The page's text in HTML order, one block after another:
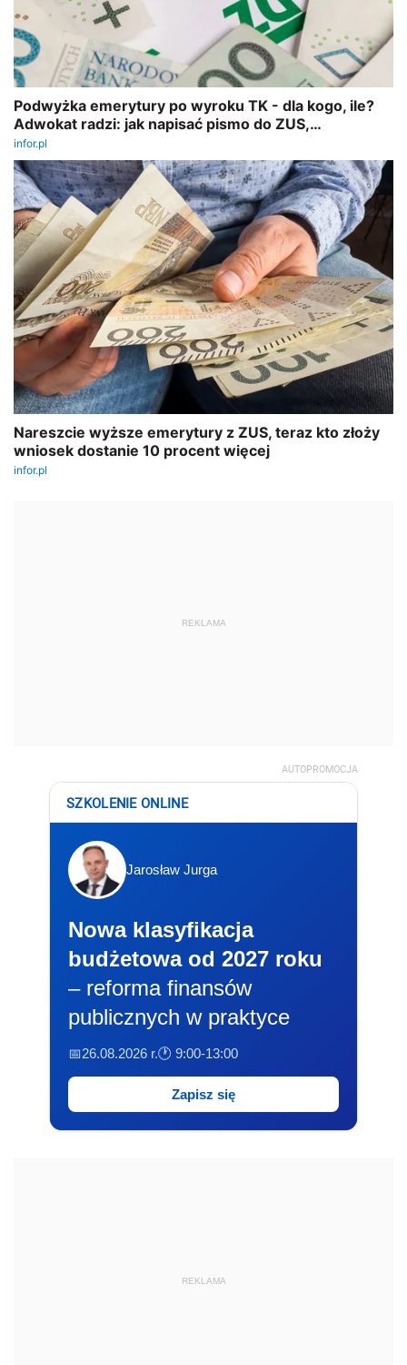
REKLAMA
AUTOPROMOCJA
SZKOLENIE ONLINE
Jarosław Jurga
Nowa klasyfikacja
budżetowa od 2027 roku
– reforma finansów
publicznych w praktyce
📅26.08.2026 r.🕐 9:00-13:00
Zapisz się
REKLAMA